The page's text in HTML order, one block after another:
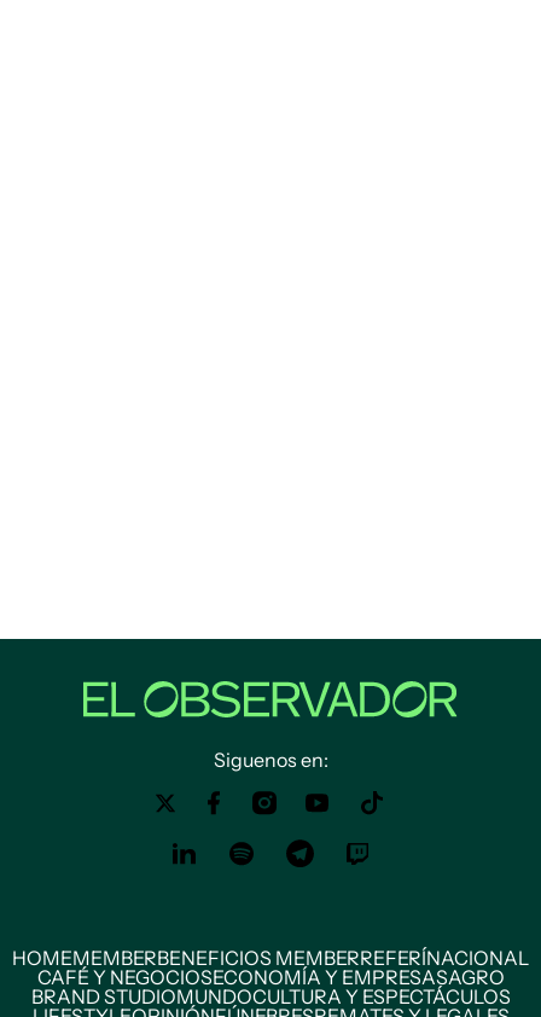
Siguenos en:
HOMEMEMBERBENEFICIOS MEMBERREFERÍNACIONAL
CAFÉ Y NEGOCIOSECONOMÍA Y EMPRESASAGRO
BRAND STUDIOMUNDOCULTURA Y ESPECTÁCULOS